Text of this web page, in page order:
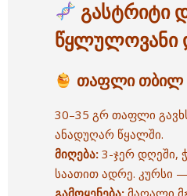
გასტრიტი
წყლულოვანი
თაფლი თბილ
30–35 გრ თაფლი
ანადუღარ წყალში.
მიღება: 3-ჯერ დღეში,
საათით ადრე. კურსი
გამოყენება: მაღალი